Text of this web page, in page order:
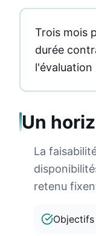
Trois mois
durée
Un
La
retenu